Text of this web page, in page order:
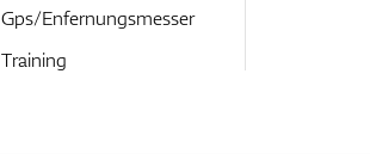
Gps/Enfernungsmesser
Training